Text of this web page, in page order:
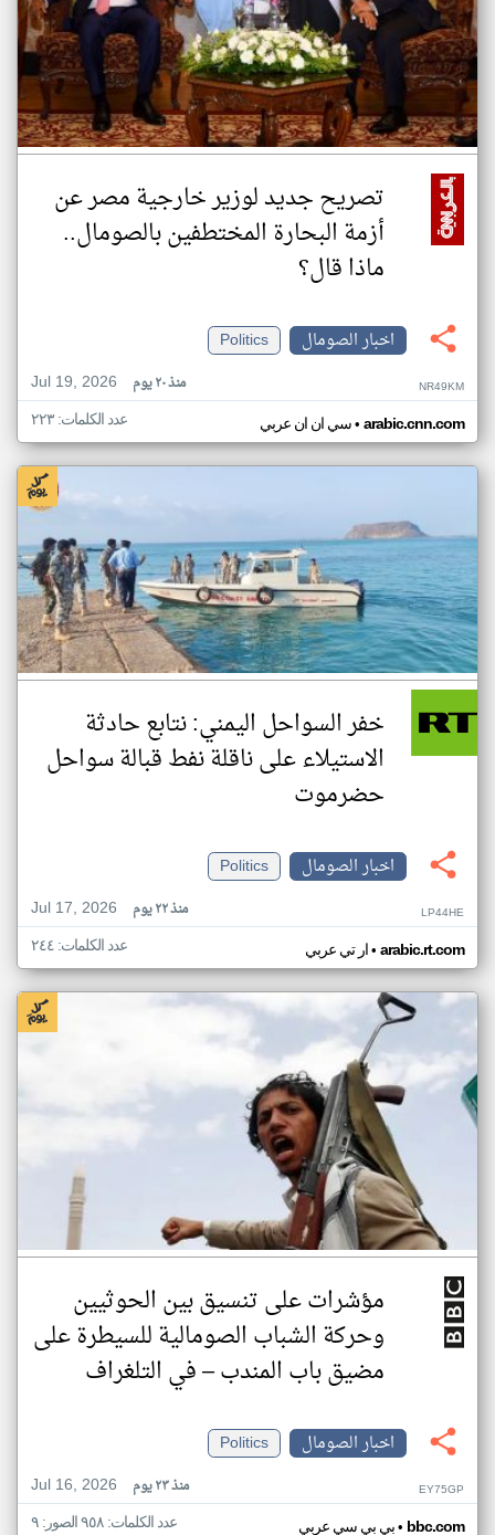
تصريح جديد لوزير خارجية مصر عن
أزمة البحارة المختطفين بالصومال..
ماذا قال؟
اخبار الصومال
Politics
Jul 19, 2026
منذ ٢٠ يوم NR49KM
سي ان ان عربي• arabic.cnn.com عدد الكلمات: ٢٢٣
خفر السواحل اليمني: نتابع حادثة
الاستيلاء على ناقلة نفط قبالة سواحل
حضرموت
اخبار الصومال
Politics
Jul 17, 2026
منذ ٢٢ يوم LP44HE
ار تي عربي• arabic.rt.com عدد الكلمات: ٢٤٤
مؤشرات على تنسيق بين الحوثيين
وحركة الشباب الصومالية للسيطرة على
مضيق باب المندب – في التلغراف
اخبار الصومال
Politics
Jul 16, 2026
منذ ٢٣ يوم EY75GP
بي بي سي عربي• bbc.com عدد الكلمات: ٩٥٨ الصور: ٩